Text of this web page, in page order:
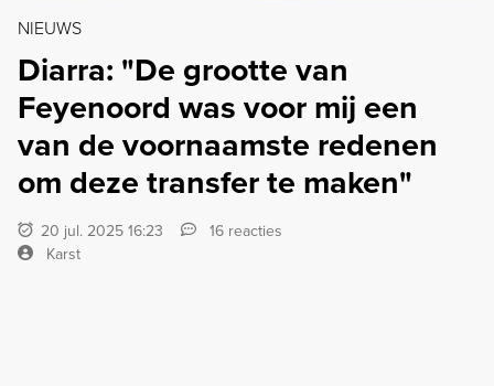
NIEUWS
Diarra: "De grootte van
Feyenoord was voor mij een
van de voornaamste redenen
om deze transfer te maken"
20 jul. 2025 16:23
16 reacties
Karst